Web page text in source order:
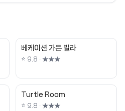
베케이션 가든 빌라
⭐ 9.8 · ★★★
Turtle Room
⭐ 9.8 · ★★★